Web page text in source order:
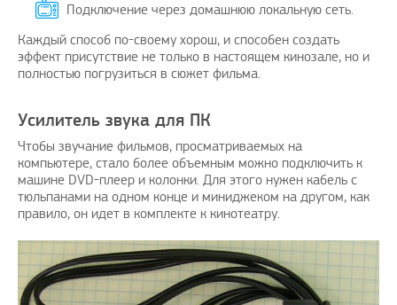
Подключение через домашнюю локальную сеть.
Каждый способ по-своему хорош, и способен создать
эффект присутствие не только в настоящем кинозале, но и
полностью погрузиться в сюжет фильма.
Усилитель звука для ПК
Чтобы звучание фильмов, просматриваемых на
компьютере, стало более объемным можно подключить к
машине DVD-плеер и колонки. Для этого нужен кабель с
тюльпанами на одном конце и миниджеком на другом, как
правило, он идет в комплекте к кинотеатру.